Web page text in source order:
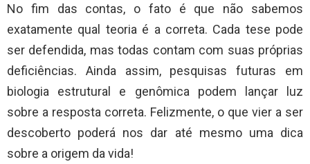
No fim das contas, o fato é que não sabemos
exatamente qual teoria é a correta. Cada tese pode
ser defendida, mas todas contam com suas próprias
deficiências. Ainda assim, pesquisas futuras em
biologia estrutural e genômica podem lançar luz
sobre a resposta correta. Felizmente, o que vier a ser
descoberto poderá nos dar até mesmo uma dica
sobre a origem da vida!